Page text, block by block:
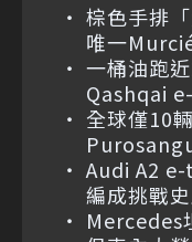
棕色手排
唯一
一桶油跑
Qashqai
全球僅10
Audi A2
編成挑戰
Mercedes